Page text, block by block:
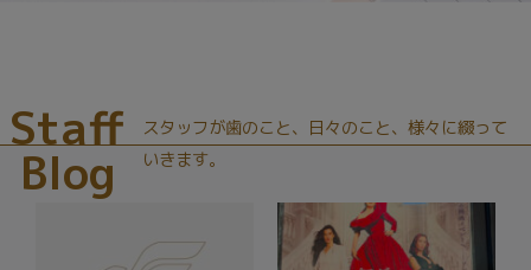
Staff
Blog
スタッフが歯のこと、日々のこと、様々に綴って
いきます。